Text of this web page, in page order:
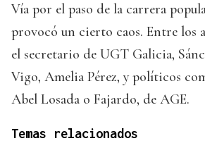
Vía por el paso de la carrera
provocó un cierto caos. Entre los
el secretario de UGT Galicia,
Vigo, Amelia Pérez, y políticos
Abel Losada o Fajardo, de AGE.
Temas relacionados